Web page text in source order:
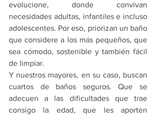
evolucione, donde convivan
necesidades adultas, infantiles e incluso
adolescentes. Por eso, priorizan un baño
que considere a los más pequeños, que
sea cómodo, sostenible y también fácil
de limpiar.
Y nuestros mayores, en su caso, buscan
cuartos de baños seguros. Que se
adecuen a las dificultades que trae
consigo la edad, que les aporten